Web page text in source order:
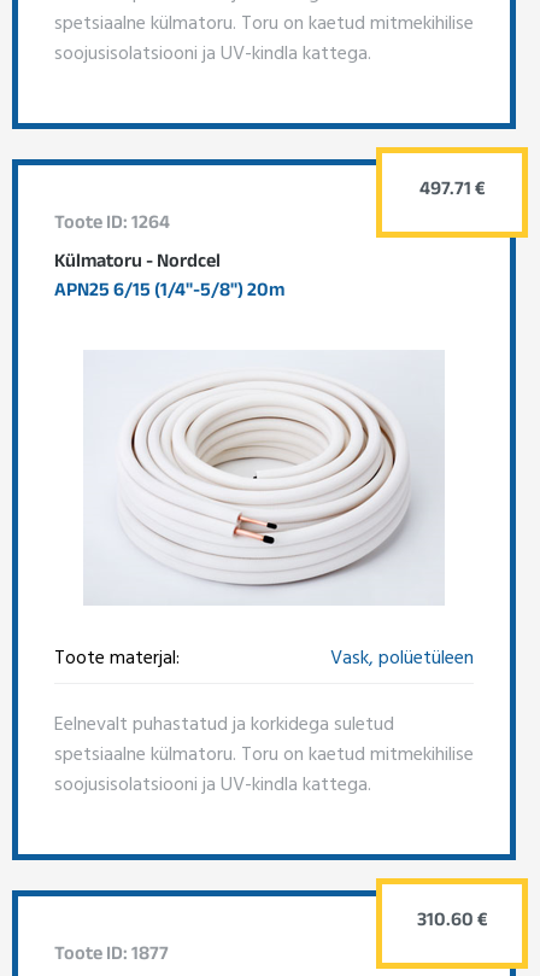
spetsiaalne külmatoru. Toru on kaetud mitmekihilise
soojusisolatsiooni ja UV-kindla kattega.
Toote ID: 1264
Külmatoru - Nordcel
APN25 6/15 (1/4"-5/8") 20m
Toote materjal: Vask, polüetüleen
Eelnevalt puhastatud ja korkidega suletud
spetsiaalne külmatoru. Toru on kaetud mitmekihilise
soojusisolatsiooni ja UV-kindla kattega.
497.71 €
Toote ID: 1877
310.60 €